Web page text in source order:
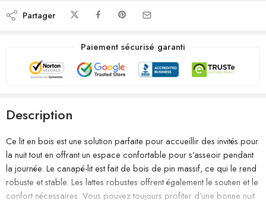
Partager
Paiement sécurisé garanti
Description
Ce lit en bois est une solution parfaite pour accueillir des invités pour
la nuit tout en offrant un espace confortable pour s’asseoir pendant
la journée. Le canapé-lit est fait de bois de pin massif, ce qui le rend
robuste et stable. Les lattes robustes offrent également le soutien et le
confort nécessaires. Vous pouvez toujours profiter d’une bonne nuit